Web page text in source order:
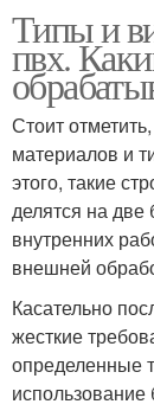
Типы и
пвх.
Стоит
материалов и
этого, такие
делятся на
внутренних
внешней
Касательно
жесткие
определенные